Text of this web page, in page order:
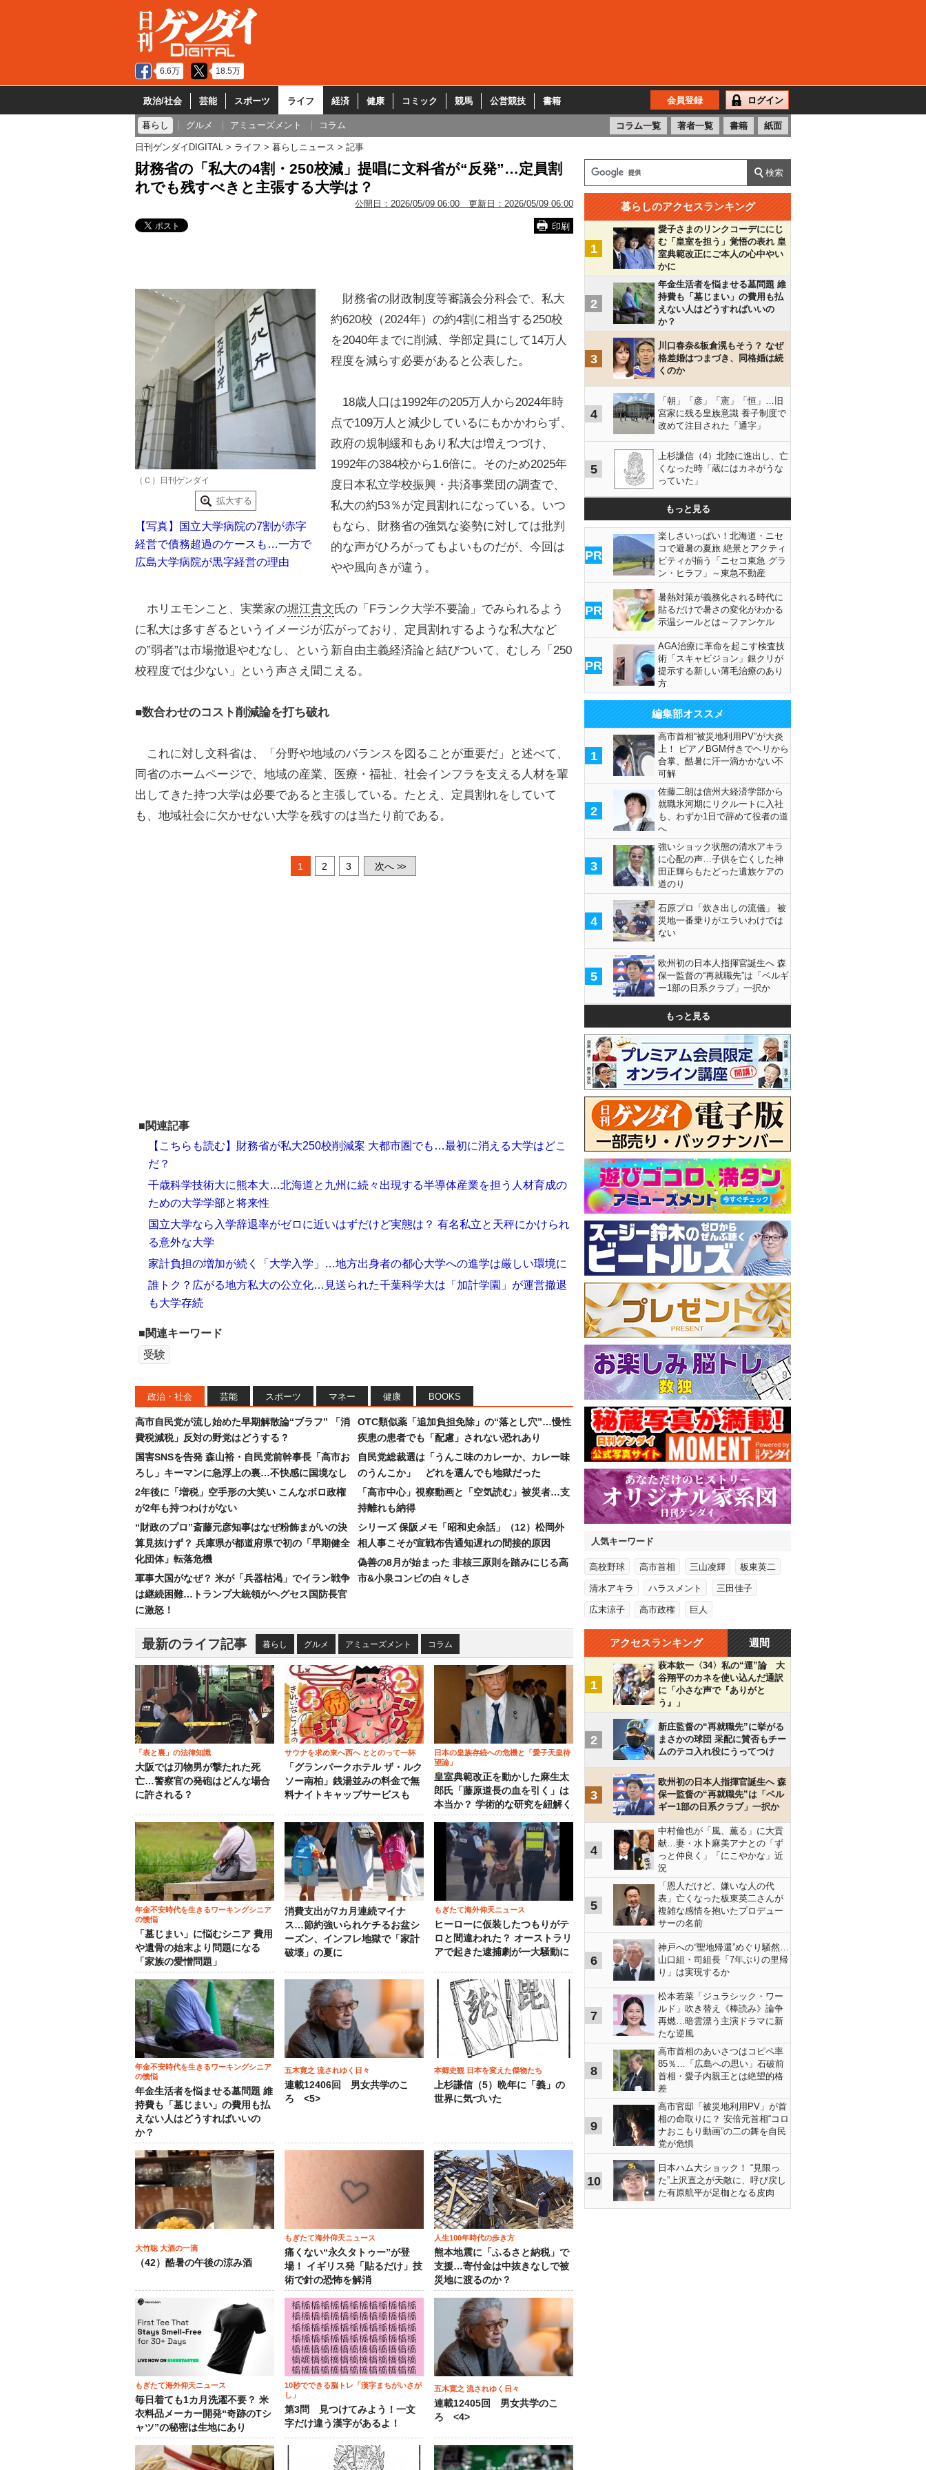
6.6万 18.5万
政治/社会 芸能 スポーツ ライフ 経済 健康 コミック 競馬 公営競技 書籍 会員登録 ログイン
暮らし グルメ アミューズメント コラム コラム一覧 著者一覧 書籍 紙面
日刊ゲンダイDIGITAL ライフ 暮らしニュース 記事
財務省の「私大の4割・250校減」提唱に文科省が“反発”…定員割
れでも残すべきと主張する大学は？
公開日： 2026/05/09 06:00 更新日： 2026/05/09 06:00
印刷
（Ｃ）日刊ゲンダイ
拡大する
【写真】国立大学病院の7割が赤字
経営で債務超過のケースも…一方で
広島大学病院が黒字経営の理由
財務省の財政制度等審議会分科会で、私大
約620校（2024年）の約4割に相当する250校
を2040年までに削減、学部定員にして14万人
程度を減らす必要があると公表した。
18歳人口は1992年の205万人から2024年時
点で109万人と減少しているにもかかわらず、
政府の規制緩和もあり私大は増えつづけ、
1992年の384校から1.6倍に。そのため2025年
度日本私立学校振興・共済事業団の調査で、
私大の約53％が定員割れになっている。いつ
もなら、財務省の強気な姿勢に対しては批判
的な声がひろがってもよいものだが、今回は
やや風向きが違う。
ホリエモンこと、実業家の堀江貴文氏の「Fランク大学不要論」でみられるよう
に私大は多すぎるというイメージが広がっており、定員割れするような私大など
の”弱者”は市場撤退やむなし、という新自由主義経済論と結びついて、むしろ「250
校程度では少ない」という声さえ聞こえる。
■数合わせのコスト削減論を打ち破れ
これに対し文科省は、「分野や地域のバランスを図ることが重要だ」と述べて、
同省のホームページで、地域の産業、医療・福祉、社会インフラを支える人材を輩
出してきた持つ大学は必要であると主張している。たとえ、定員割れをしていて
も、地域社会に欠かせない大学を残すのは当たり前である。
1 2 3 次へ >>
■関連記事
【こちらも読む】財務省が私大250校削減案 大都市圏でも…最初に消える大学はどこ
だ？
千歳科学技術大に熊本大…北海道と九州に続々出現する半導体産業を担う人材育成の
ための大学学部と将来性
国立大学なら入学辞退率がゼロに近いはずだけど実態は？ 有名私立と天秤にかけられ
る意外な大学
家計負担の増加が続く「大学入学」…地方出身者の都心大学への進学は厳しい環境に
誰トク？広がる地方私大の公立化…見送られた千葉科学大は「加計学園」が運営撤退
も大学存続
■関連キーワード
受験
政治・社会 芸能 スポーツ マネー 健康 BOOKS
高市自民党が流し始めた早期解散論“ブラフ” 「消
費税減税」反対の野党はどうする？
国害SNSを告発 森山裕・自民党前幹事長「高市お
ろし」キーマンに急浮上の裏…不快感に国境なし
2年後に「増税」空手形の大笑い こんなボロ政権
が2年も持つわけがない
“財政のプロ”斎藤元彦知事はなぜ粉飾まがいの決
算見抜けず？ 兵庫県が都道府県で初の「早期健全
化団体」転落危機
軍事大国がなぜ？ 米が「兵器枯渇」でイラン戦争
は継続困難…トランプ大統領がヘグセス国防長官
に激怒！
OTC類似薬「追加負担免除」の“落とし穴”…慢性
疾患の患者でも「配慮」されない恐れあり
自民党総裁選は「うんこ味のカレーか、カレー味
のうんこか」 どれを選んでも地獄だった
「高市中心」視察動画と「空気読む」被災者…支
持離れも納得
シリーズ 保阪メモ「昭和史余話」（12）松岡外
相人事こそが宣戦布告通知遅れの間接的原因
偽善の8月が始まった 非核三原則を踏みにじる高
市&小泉コンビの白々しさ
最新のライフ記事 暮らし グルメ アミューズメント コラム
「表と裏」の法律知識
大阪では刃物男が撃たれた死
亡…警察官の発砲はどんな場合
に許される？
サウナを求め東へ西へ ととのって一杯
「グランパークホテル ザ・ルク
ソー南柏」銭湯並みの料金で無
料ナイトキャップサービスも
日本の皇族存続への危機と「愛子天皇待
望論」
皇室典範改正を動かした麻生太
郎氏「藤原道長の血を引く」は
本当か？ 学術的な研究を紐解く
年金不安時代を生きるワーキングシニア
の懊悩
「墓じまい」に悩むシニア 費用
や遺骨の始末より問題になる
「家族の愛憎問題」
消費支出が7カ月連続マイナ
ス…節約強いられケチるお盆シ
ーズン、インフレ地獄で「家計
破壊」の夏に
もぎたて海外仰天ニュース
ヒーローに仮装したつもりがテ
ロと間違われた？ オーストラリ
アで起きた逮捕劇が一大騒動に
年金不安時代を生きるワーキングシニア
の懊悩
年金生活者を悩ませる墓問題 維
持費も「墓じまい」の費用も払
えない人はどうすればいいの
か？
五木寛之 流されゆく日々
連載12406回 男女共学のこ
ろ <5>
本郷史観 日本を変えた傑物たち
上杉謙信（5）晩年に「義」の
世界に気づいた
大竹聡 大酒の一滴
（42）酷暑の午後の涼み酒
もぎたて海外仰天ニュース
痛くない“永久タトゥー”が登
場！ イギリス発「貼るだけ」技
術で針の恐怖を解消
人生100年時代の歩き方
熊本地震に「ふるさと納税」で
支援…寄付金は中抜きなしで被
災地に渡るのか？
もぎたて海外仰天ニュース
毎日着ても1カ月洗濯不要？ 米
衣料品メーカー開発“奇跡のTシ
ャツ”の秘密は生地にあり
10秒でできる脳トレ「漢字まちがいさが
し」
第3問 見つけてみよう！一文
字だけ違う漢字があるよ！
五木寛之 流されゆく日々
連載12405回 男女共学のこ
ろ <4>
暮らしのアクセスランキング
1
愛子さまのリンクコーデににじ
む「皇室を担う」覚悟の表れ 皇
室典範改正にご本人の心中やい
かに
2
年金生活者を悩ませる墓問題 維
持費も「墓じまい」の費用も払
えない人はどうすればいいの
か？
3
川口春奈&板倉滉もそう？ なぜ
格差婚はつまづき、同格婚は続
くのか
4
「朝」「彦」「憲」「恒」…旧
宮家に残る皇族意識 養子制度で
改めて注目された「通字」
5
上杉謙信（4）北陸に進出し、亡
くなった時「蔵にはカネがうな
っていた」
もっと見る
PR
楽しさいっぱい！北海道・ニセ
コで避暑の夏旅 絶景とアクティ
ビティが揃う「ニセコ東急 グラ
ン・ヒラフ」～東急不動産
PR
暑熱対策が義務化される時代に
貼るだけで暑さの変化がわかる
示温シールとは～ファンケル
PR
AGA治療に革命を起こす検査技
術「スキャビジョン」銀クリが
提示する新しい薄毛治療のあり
方
編集部オススメ
1
高市首相“被災地利用PV”が大炎
上！ ピアノBGM付きでヘリから
合掌、酷暑に汗一滴かかない不
可解
2
佐藤二朗は信州大経済学部から
就職氷河期にリクルートに入社
も、わずか1日で辞めて役者の道
へ
3
強いショック状態の清水アキラ
に心配の声…子供を亡くした神
田正輝らもたどった遺族ケアの
道のり
4
石原プロ「炊き出しの流儀」 被
災地一番乗りがエラいわけでは
ない
5
欧州初の日本人指揮官誕生へ 森
保一監督の“再就職先”は「ベルギ
ー1部の日系クラブ」一択か
もっと見る
人気キーワード
高校野球 高市首相 三山凌輝 板東英二
清水アキラ ハラスメント 三田佳子
広末涼子 高市政権 巨人
アクセスランキング 週間
1
萩本欽一〈34〉私の“運”論 大
谷翔平のカネを使い込んだ通訳
に「小さな声で『ありがと
う』」
2
新庄監督の“再就職先”に挙がる
まさかの球団 采配に賛否もチー
ムのテコ入れ役にうってつけ
3
欧州初の日本人指揮官誕生へ 森
保一監督の“再就職先”は「ベル
ギー1部の日系クラブ」一択か
4
中村倫也が「風、薫る」に大貢
献…妻・水卜麻美アナとの「ず
っと仲良く」「にこやかな」近
況
5
「恩人だけど、嫌いな人の代
表」亡くなった板東英二さんが
複雑な感情を抱いたプロデュー
サーの名前
6
神戸への“聖地帰還”めぐり騒然…
山口組・司組長「7年ぶりの里帰
り」は実現するか
7
松本若菜「ジュラシック・ワー
ルド」吹き替え《棒読み》論争
再燃…暗雲漂う主演ドラマに新
たな逆風
8
高市首相のあいさつはコピペ率
85％…「広島への思い」石破前
首相・愛子内親王とは絶望的格
差
9
高市官邸「被災地利用PV」が首
相の命取りに？ 安倍元首相“コロ
ナおこもり動画”の二の舞を自民
党が危惧
10
日本ハム大ショック！ “見限っ
た”上沢直之が天敵に、呼び戻し
た有原航平が足枷となる皮肉